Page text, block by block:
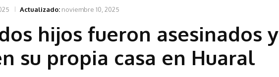
Actualizado: noviembre 10, 2025
hijos fueron asesinados y
su propia casa en Huaral